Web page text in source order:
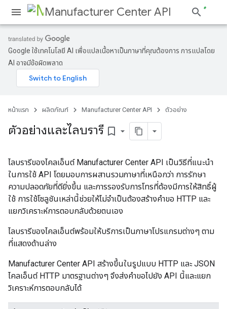
Manufacturer Center API
Google ใช้เทคโนโลยี AI เพื่อแปลเนื้อหาเป็นภาษาที่คุณต้องการ การแปลโดย
AI อาจมีข้อผิดพลาด
หน้าแรก ผลิตภัณฑ์ Manufacturer Center API ตัวอย่าง
ตัวอย่างและไลบรารี bookmark_border
ไลบรารีของไคลเอ็นต์ Manufacturer Center API เป็นวิธีที่แนะนํา
ในการใช้ API โดยมอบการผสานรวมภาษาที่เหนือกว่า การรักษา
ความปลอดภัยที่ดียิ่งขึ้น และการรองรับการโทรที่ต้องมีการให้สิทธิ์ผู้
ใช้ การใช้โซลูชันเหล่านี้ช่วยให้ไม่จําเป็นต้องสร้างคําขอ HTTP และ
แยกวิเคราะห์การตอบกลับด้วยตนเอง
ไลบรารีของไคลเอ็นต์พร้อมให้บริการเป็นภาษาโปรแกรมต่างๆ ตาม
ที่แสดงด้านล่าง
Manufacturer Center API สร้างขึ้นในรูปแบบ HTTP และ JSON
ไคลเอ็นต์ HTTP มาตรฐานต่างๆ จึงส่งคําขอไปยัง API นี้และแยก
วิเคราะห์การตอบกลับได้